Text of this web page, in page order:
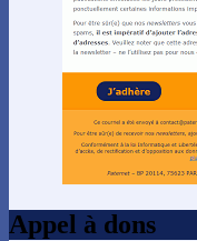
Appel à dons